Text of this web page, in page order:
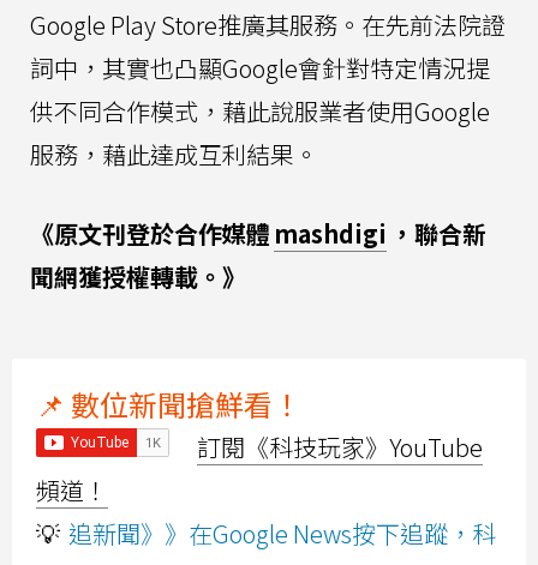
Google Play Store推廣其服務。在先前法院證
詞中，其實也凸顯Google會針對特定情況提
供不同合作模式，藉此說服業者使用Google
服務，藉此達成互利結果。
《原文刊登於合作媒體 mashdigi ，聯合新
聞網獲授權轉載。》
📌 數位新聞搶鮮看！
訂閱《科技玩家》YouTube
頻道！
💡 追新聞》》在Google News按下追蹤，科